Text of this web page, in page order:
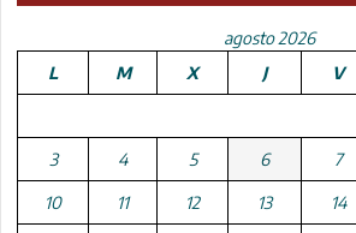
agosto 2026
L
M X J V
3 4 5 6 7
10 11 12 13 14